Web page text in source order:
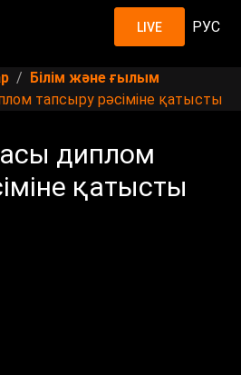
LIVE РУС
Білім және ғылым
тапсыру рәсіміне қатысты
диплом
қатысты